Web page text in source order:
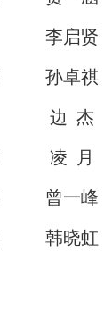
李启贤
孙卓祺
边 杰
凌 月
曾一峰
韩晓虹